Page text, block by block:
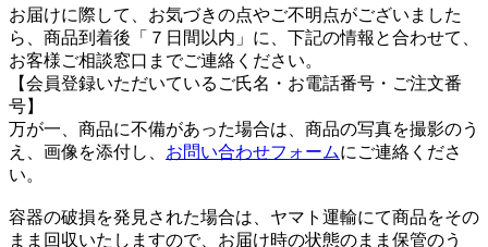
お届けに際して、お気づきの点やご不明点がございました
ら、商品到着後「７日間以内」に、下記の情報と合わせて、
お客様ご相談窓口までご連絡ください。
【会員登録いただいているご氏名・お電話番号・ご注文番
号】
万が一、商品に不備があった場合は、商品の写真を撮影のう
え、画像を添付し、 お問い合わせフォームにご連絡くださ
い。
容器の破損を発見された場合は、ヤマト運輸にて商品をその
まま回収いたしますので、お届け時の状態のまま保管のう